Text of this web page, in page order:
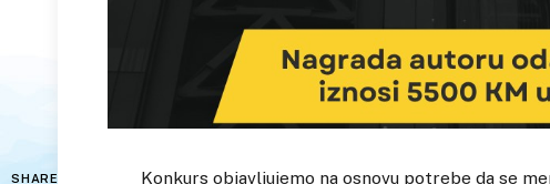
SHARE
Konkurs objavljujemo na osnovu potrebe da se